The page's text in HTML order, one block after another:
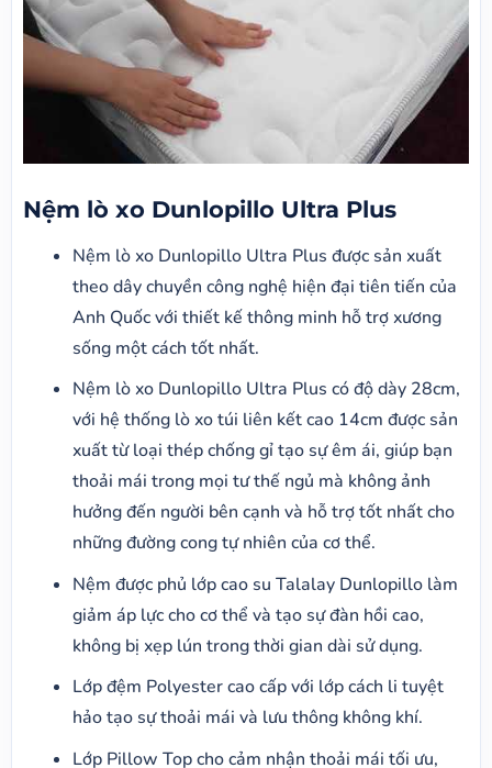
Nệm lò xo Dunlopillo Ultra Plus
​Nệm lò xo Dunlopillo Ultra Plus được sản xuất
theo dây chuyền công nghệ hiện đại tiên tiến của
Anh Quốc với thiết kế thông minh hỗ trợ xương
sống một cách tốt nhất.​
​Nệm lò xo Dunlopillo Ultra Plus có độ dày 28cm,
với hệ thống lò xo túi liên kết cao 14cm được sản
xuất từ loại thép chống gỉ tạo sự êm ái, giúp bạn
thoải mái trong mọi tư thế ngủ mà không ảnh
hưởng đến người bên cạnh và hỗ trợ tốt nhất cho
những đường cong tự nhiên của cơ thể.
Nệm được phủ lớp cao su Talalay Dunlopillo làm
giảm áp lực cho cơ thể và tạo sự đàn hồi cao,
không bị xẹp lún trong thời gian dài sử dụng.
Lớp đệm Polyester cao cấp với lớp cách li tuyệt
hảo tạo sự thoải mái và lưu thông không khí.
Lớp Pillow Top cho cảm nhận thoải mái tối ưu,